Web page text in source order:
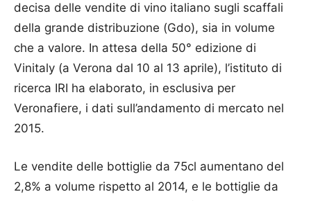
decisa delle vendite di vino italiano sugli scaffali
della grande distribuzione (Gdo), sia in volume
che a valore. In attesa della 50° edizione di
Vinitaly (a Verona dal 10 al 13 aprile), l’istituto di
ricerca IRI ha elaborato, in esclusiva per
Veronafiere, i dati sull’andamento di mercato nel
2015.
Le vendite delle bottiglie da 75cl aumentano del
2,8% a volume rispetto al 2014, e le bottiglie da